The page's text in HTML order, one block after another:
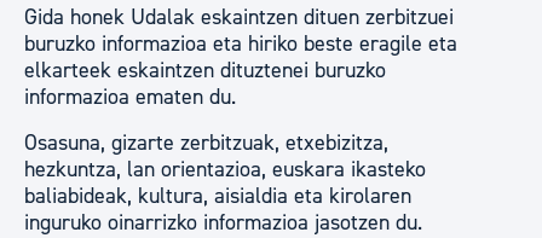
Gida honek Udalak eskaintzen dituen zerbitzuei
buruzko informazioa eta hiriko beste eragile eta
elkarteek eskaintzen dituztenei buruzko
informazioa ematen du.
Osasuna, gizarte zerbitzuak, etxebizitza,
hezkuntza, lan orientazioa, euskara ikasteko
baliabideak, kultura, aisialdia eta kirolaren
inguruko oinarrizko informazioa jasotzen du.